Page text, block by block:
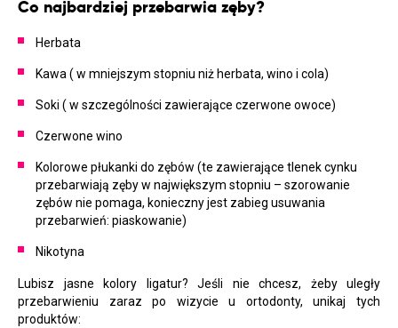
Co najbardziej przebarwia zęby?
Herbata
Kawa ( w mniejszym stopniu niż herbata, wino i cola)
Soki ( w szczególności zawierające czerwone owoce)
Czerwone wino
Kolorowe płukanki do zębów (te zawierające tlenek cynku
przebarwiają zęby w największym stopniu – szorowanie
zębów nie pomaga, konieczny jest zabieg usuwania
przebarwień: piaskowanie)
Nikotyna
Lubisz jasne kolory ligatur? Jeśli nie chcesz, żeby uległy
przebarwieniu zaraz po wizycie u ortodonty, unikaj tych
produktów: